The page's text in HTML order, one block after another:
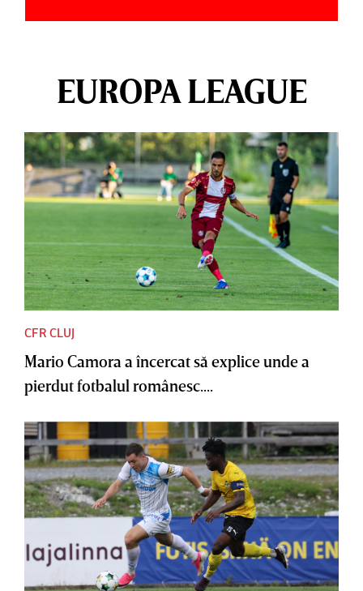
EUROPA LEAGUE
CFR CLUJ
Mario Camora a încercat să explice unde a
pierdut fotbalul românesc....